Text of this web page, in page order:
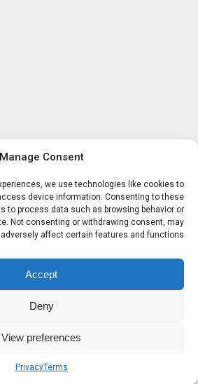
Manage Consent
we use technologies like cookies to
device information. Consenting to these
to process data such as browsing behavior or
Not consenting or withdrawing consent, may
adversely affect certain features and functions.
Accept
Deny
View preferences
Terms
PrivacyTérminos